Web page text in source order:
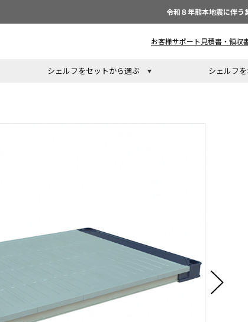
令和８年熊本地震に伴う
お客様サポート 見積書・領収
シェルフをセットから選ぶ シェルフ